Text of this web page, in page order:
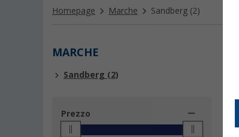
Homepage Marche Sandberg (2)
MARCHE
Sandberg (2)
Prezzo